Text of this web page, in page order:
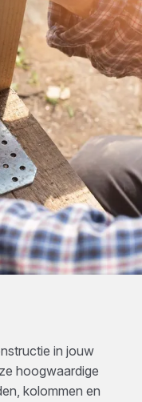
in jouw
hoogwaardige
kolommen en